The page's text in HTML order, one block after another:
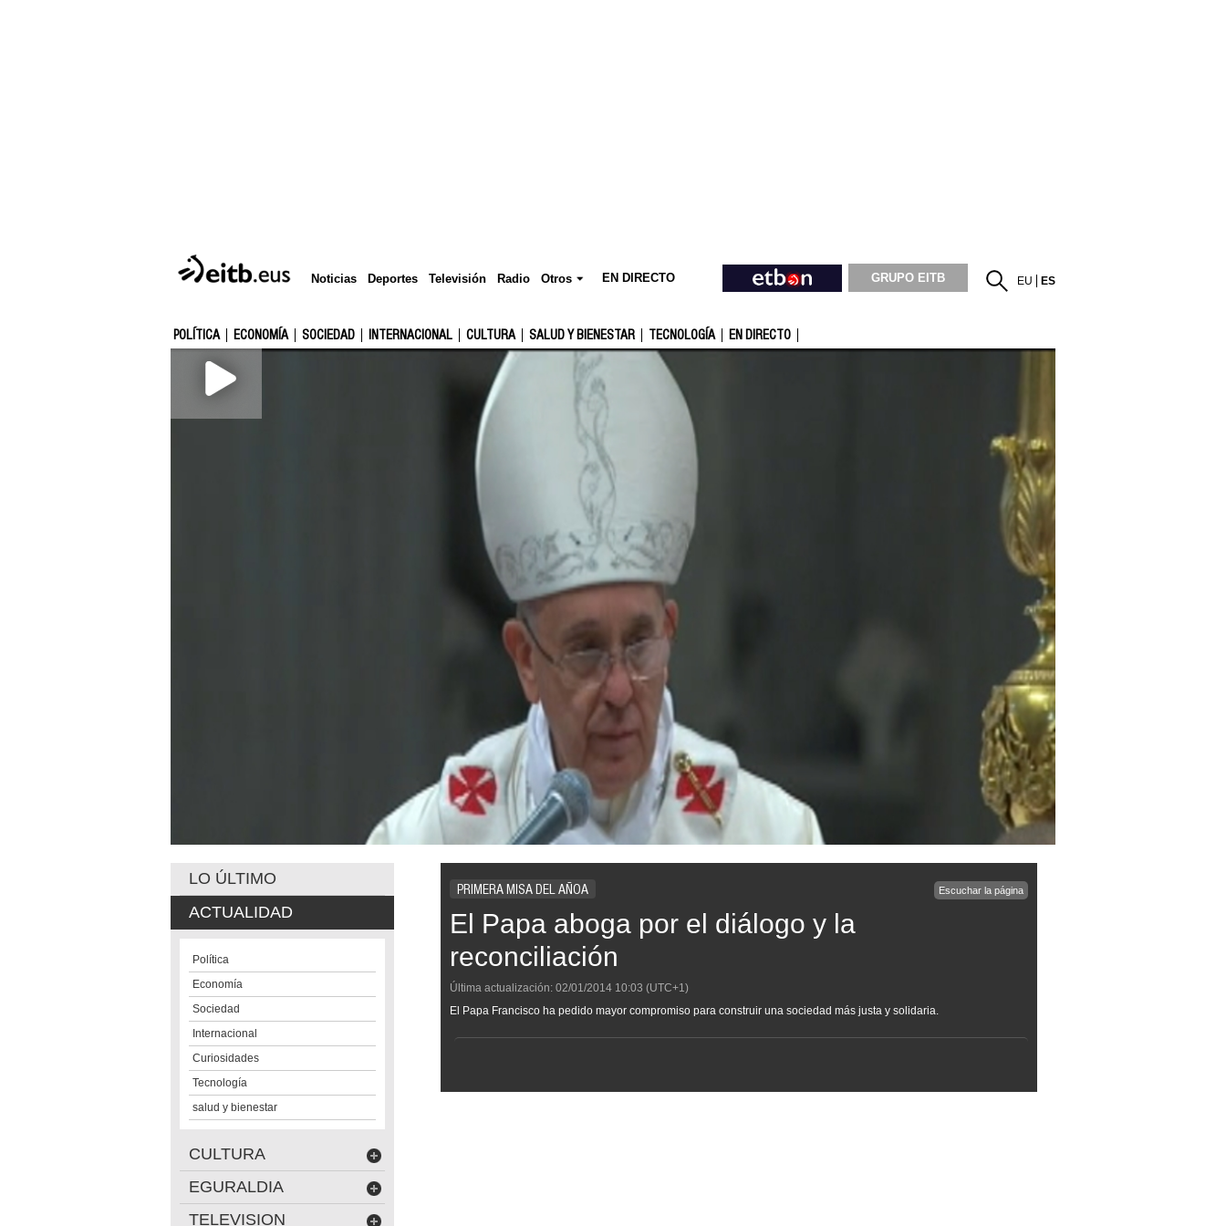
Noticias Deportes Televisión Radio Otros EN DIRECTO GRUPO EITB EU ES
POLÍTICA ECONOMÍA SOCIEDAD INTERNACIONAL CULTURA SALUD Y BIENESTAR TECNOLOGÍA EN DIRECTO
PRIMERA MISA DEL AÑOA Escuchar la página
El Papa aboga por el diálogo y la
reconciliación
Última actualización: 02/01/2014 10:03 (UTC+1)
El Papa Francisco ha pedido mayor compromiso para construir una sociedad más justa y solidaria.
LO ÚLTIMO
ACTUALIDAD
Política
Economía
Sociedad
Internacional
Curiosidades
Tecnología
salud y bienestar
CULTURA
EGURALDIA
TELEVISION